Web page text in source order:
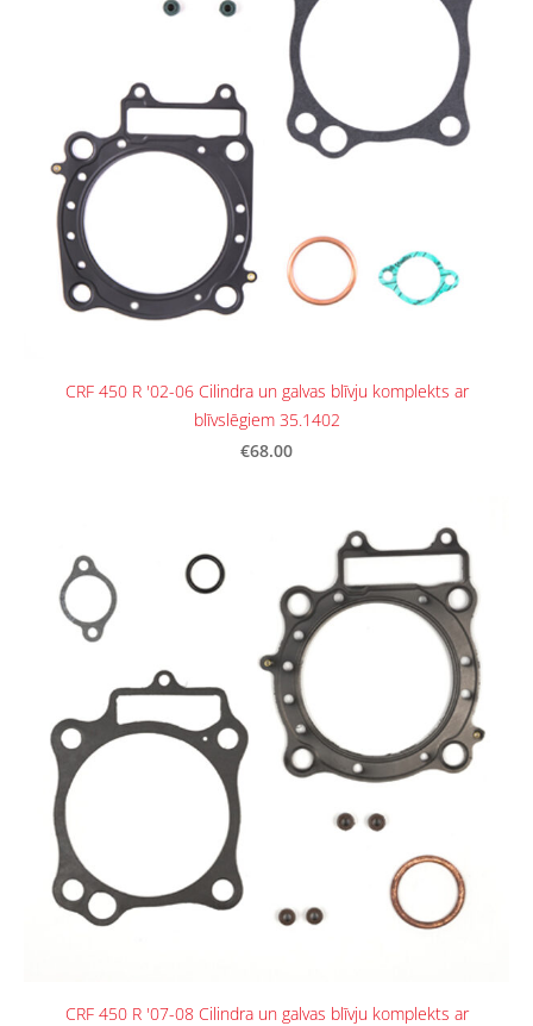
CRF 450 R '02-06 Cilindra un galvas blīvju komplekts ar
blīvslēgiem 35.1402
€68.00
CRF 450 R '07-08 Cilindra un galvas blīvju komplekts ar